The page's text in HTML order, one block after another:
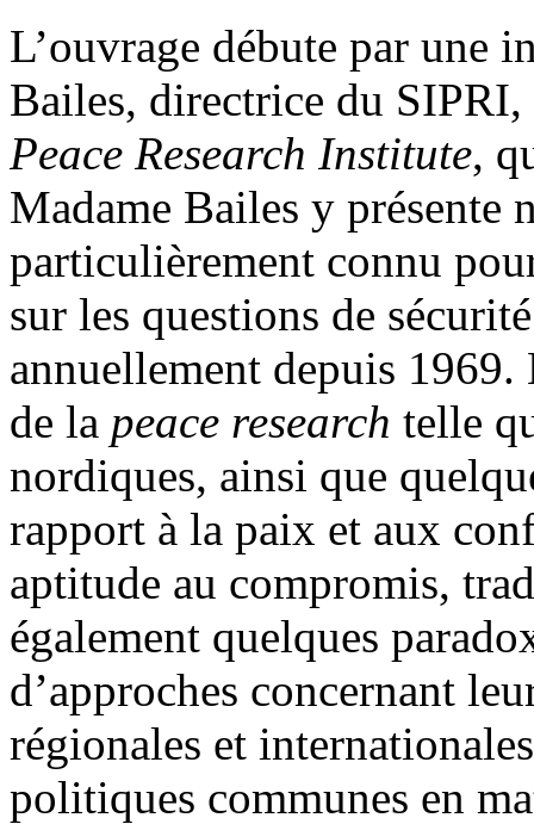
L’ouvrage débute par une
Bailes, directrice du
Peace Research Institute,
Madame Bailes y présente
particulièrement connu
sur les questions de
annuellement depuis 1969.
de la peace research telle
nordiques, ainsi que
rapport à la paix et aux
aptitude au compromis,
également quelques
d’approches concernant
régionales et
politiques communes en